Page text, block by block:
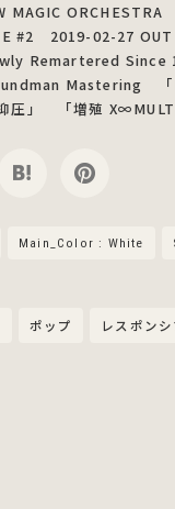
MAGIC ORCHESTRA
#2 2019-02-27
Remartered
Mastering 「
圧」 「増殖
Main_Color : White
ポップ レスポン